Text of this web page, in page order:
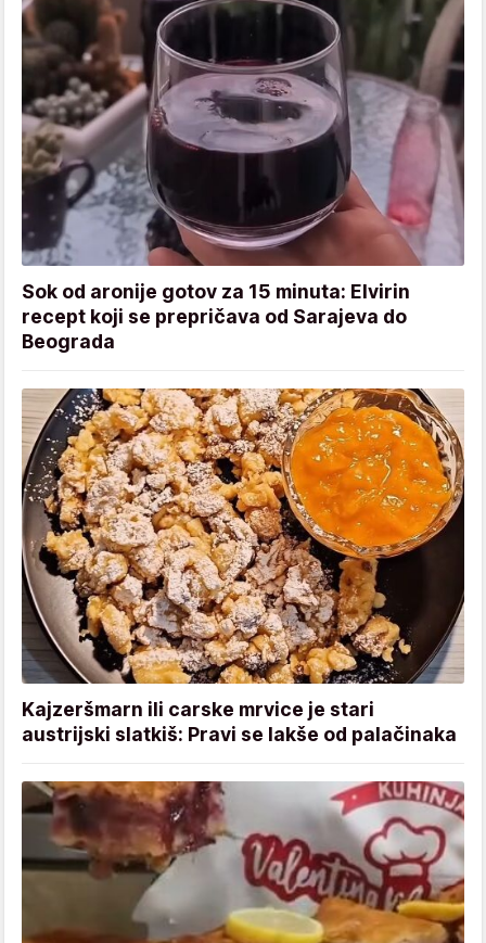
Sok od aronije gotov za 15 minuta: Elvirin
recept koji se prepričava od Sarajeva do
Beograda
Kajzeršmarn ili carske mrvice je stari
austrijski slatkiš: Pravi se lakše od palačinaka